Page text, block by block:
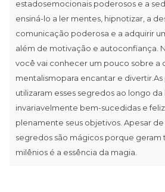
estadosemocionais poderosos e a
ensiná-lo a ler mentes, hipnotizar, a
comunicação poderosa e a adquirir
além de motivação e autoconfiança.
você vai conhecer um pouco sobre a
mentalismopara encantar e divertir.As
utilizaram esses segredos ao longo
invariavelmente bem-sucedidas e
plenamente seus objetivos. Apesar de
segredos são mágicos porque geram
milênios é a essência da magia.